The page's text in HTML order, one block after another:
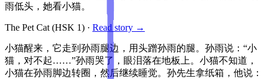
雨低头，她看小猫。
The Pet Cat (HSK 1) · Read story →
小猫醒来，它走到孙雨腿边，用头蹭孙雨的腿。孙雨说：“小
猫，对不起……”孙雨哭了，眼泪落在地板上。小猫不知道，
小猫在孙雨脚边转圈，然后继续睡觉。孙先生拿纸箱，他说：